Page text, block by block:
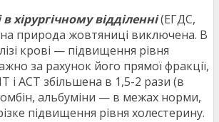
хірургічному відділенні(ЕГДС,
природа жовтяниці виключена. В
крові — підвищення рівня
за рахунок його прямої фракції,
і АСТ збільшена в 1,5-2 рази (в
альбуміни — в межах норми,
підвищення рівня холестерину.